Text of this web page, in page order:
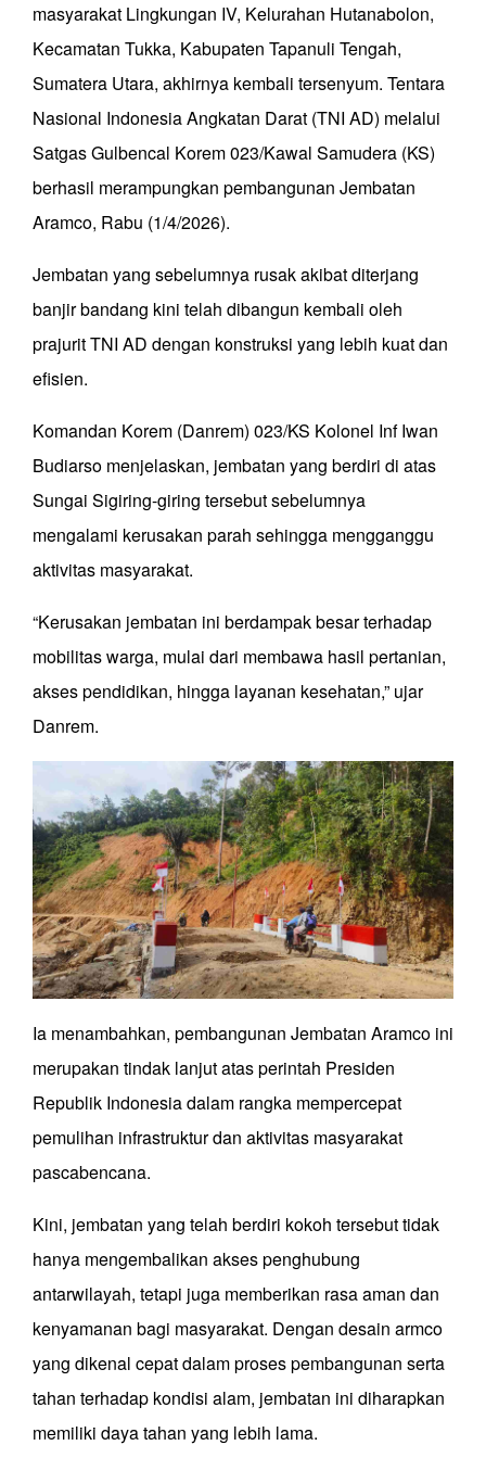
masyarakat Lingkungan IV, Kelurahan Hutanabolon,
Kecamatan Tukka, Kabupaten Tapanuli Tengah,
Sumatera Utara, akhirnya kembali tersenyum. Tentara
Nasional Indonesia Angkatan Darat (TNI AD) melalui
Satgas Gulbencal Korem 023/Kawal Samudera (KS)
berhasil merampungkan pembangunan Jembatan
Aramco, Rabu (1/4/2026).
Jembatan yang sebelumnya rusak akibat diterjang
banjir bandang kini telah dibangun kembali oleh
prajurit TNI AD dengan konstruksi yang lebih kuat dan
efisien.
Komandan Korem (Danrem) 023/KS Kolonel Inf Iwan
Budiarso menjelaskan, jembatan yang berdiri di atas
Sungai Sigiring-giring tersebut sebelumnya
mengalami kerusakan parah sehingga mengganggu
aktivitas masyarakat.
“Kerusakan jembatan ini berdampak besar terhadap
mobilitas warga, mulai dari membawa hasil pertanian,
akses pendidikan, hingga layanan kesehatan,” ujar
Danrem.
Ia menambahkan, pembangunan Jembatan Aramco ini
merupakan tindak lanjut atas perintah Presiden
Republik Indonesia dalam rangka mempercepat
pemulihan infrastruktur dan aktivitas masyarakat
pascabencana.
Kini, jembatan yang telah berdiri kokoh tersebut tidak
hanya mengembalikan akses penghubung
antarwilayah, tetapi juga memberikan rasa aman dan
kenyamanan bagi masyarakat. Dengan desain armco
yang dikenal cepat dalam proses pembangunan serta
tahan terhadap kondisi alam, jembatan ini diharapkan
memiliki daya tahan yang lebih lama.